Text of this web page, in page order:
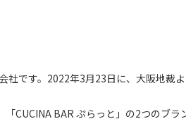
社です。2022年3月23日に、大阪地裁
CUCINA BAR ぷらっと」の2つのブ